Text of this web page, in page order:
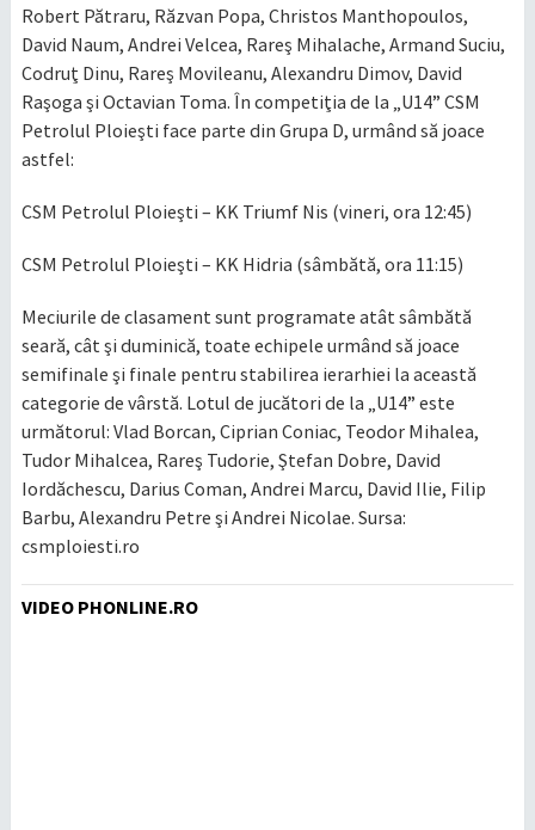
Robert Pătraru, Răzvan Popa, Christos Manthopoulos,
David Naum, Andrei Velcea, Rareş Mihalache, Armand Suciu,
Codruţ Dinu, Rareş Movileanu, Alexandru Dimov, David
Raşoga şi Octavian Toma. În competiţia de la „U14” CSM
Petrolul Ploieşti face parte din Grupa D, urmând să joace
astfel:
CSM Petrolul Ploieşti – KK Triumf Nis (vineri, ora 12:45)
CSM Petrolul Ploieşti – KK Hidria (sâmbătă, ora 11:15)
Meciurile de clasament sunt programate atât sâmbătă
seară, cât şi duminică, toate echipele urmând să joace
semifinale şi finale pentru stabilirea ierarhiei la această
categorie de vârstă. Lotul de jucători de la „U14” este
următorul: Vlad Borcan, Ciprian Coniac, Teodor Mihalea,
Tudor Mihalcea, Rareş Tudorie, Ştefan Dobre, David
Iordăchescu, Darius Coman, Andrei Marcu, David Ilie, Filip
Barbu, Alexandru Petre şi Andrei Nicolae. Sursa:
csmploiesti.ro
VIDEO PHONLINE.RO